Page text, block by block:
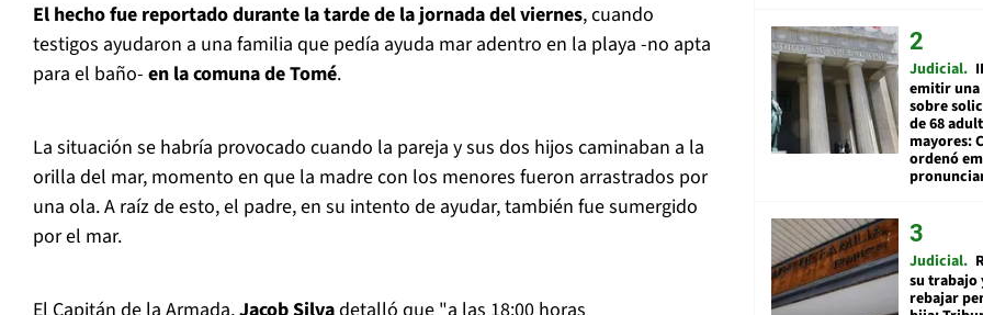
El hecho fue reportado durante la tarde de la jornada del viernes, cuando
testigos ayudaron a una familia que pedía ayuda mar adentro en la playa -no apta
para el baño- en la comuna de Tomé.
La situación se habría provocado cuando la pareja y sus dos hijos caminaban a la
orilla del mar, momento en que la madre con los menores fueron arrastrados por
una ola. A raíz de esto, el padre, en su intento de ayudar, también fue sumergido
por el mar.
Judicial
emitir
sobre
de 68
mayores:
ordenó
Judicial
su trabajo
rebajar